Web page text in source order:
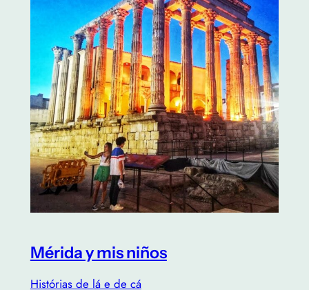
Mérida y mis niños
Histórias de lá e de cá